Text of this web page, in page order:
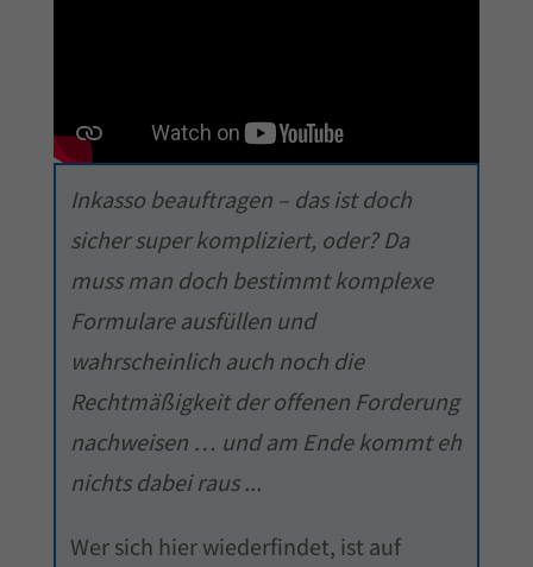
Inkasso beauftragen – das ist doch
sicher super kompliziert, oder? Da
muss man doch bestimmt komplexe
Formulare ausfüllen und
wahrscheinlich auch noch die
Rechtmäßigkeit der offenen Forderung
nachweisen … und am Ende kommt eh
nichts dabei raus ...
Wer sich hier wiederfindet, ist auf